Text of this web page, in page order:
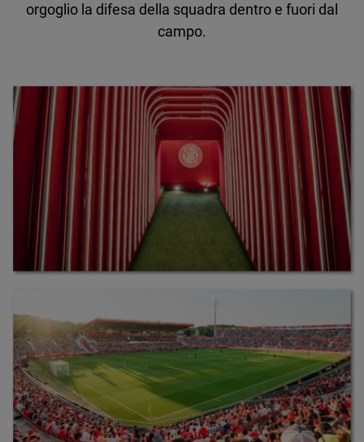
orgoglio la difesa della squadra dentro e fuori dal
campo.